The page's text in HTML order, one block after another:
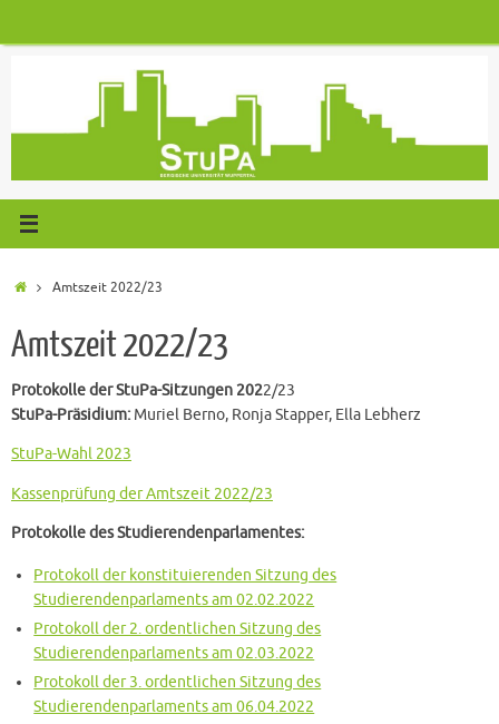
StartAmtszeit 2022/23
Amtszeit 2022/23
Protokolle der StuPa-Sitzungen 2022/23
StuPa-Präsidium: Muriel Berno, Ronja Stapper, Ella Lebherz
StuPa-Wahl 2023
Kassenprüfung der Amtszeit 2022/23
Protokolle des Studierendenparlamentes:
Protokoll der konstituierenden Sitzung des
Studierendenparlaments am 02.02.2022
Protokoll der 2. ordentlichen Sitzung des
Studierendenparlaments am 02.03.2022
Protokoll der 3. ordentlichen Sitzung des
Studierendenparlaments am 06.04.2022